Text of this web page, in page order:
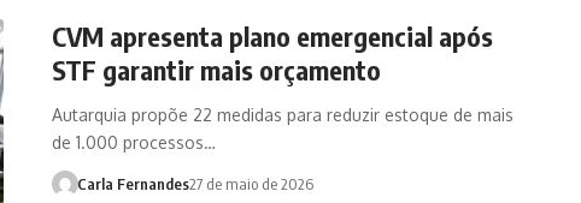
CVM apresenta plano emergencial após
STF garantir mais orçamento
Autarquia propõe 22 medidas para reduzir estoque de mais
de 1.000 processos…
Carla Fernandes27 de maio de 2026